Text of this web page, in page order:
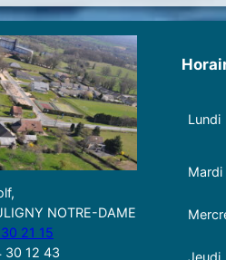
NOTRE-DAME
21 15
30 12 43
Lundi
Mardi